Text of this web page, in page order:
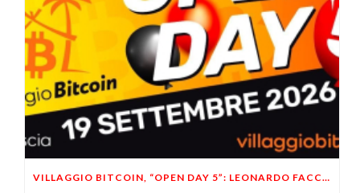
VILLAGGIO BITCOIN, “OPEN DAY 5”: LEONARDO FACCO OSPITE A BRESCIA